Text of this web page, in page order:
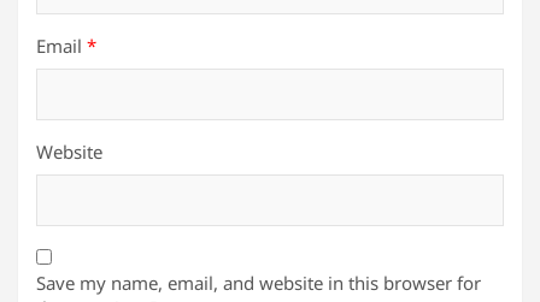
Email *
Website
Save my name, email, and website in this browser for